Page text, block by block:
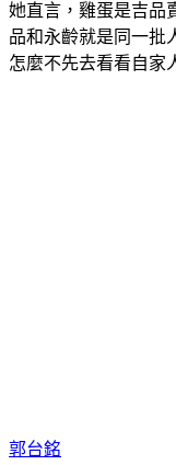
她直言，雞蛋是吉品
品和永齡就是同一批
怎麼不先去看看自家
郭台銘